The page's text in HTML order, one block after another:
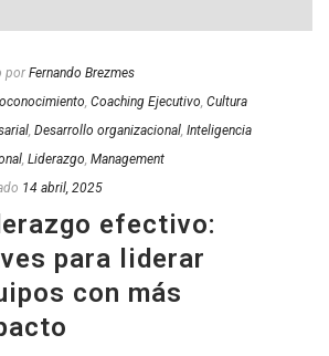
por Fernando Brezmes
, Coaching Ejecutivo, Cultura
, Desarrollo organizacional, Inteligencia
, Liderazgo, Management
14 abril, 2025
efectivo:
para liderar
con más